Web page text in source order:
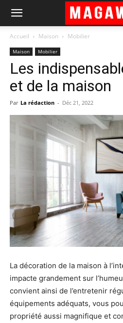
Accueil Maison Mobilier
Maison Mobilier
Les
et de la maison
Par La rédaction - Déc 21, 2022
La décoration de la maison à
impacte grandement sur
convient ainsi de l’entretenir
équipements adéquats, vous
propriété aussi magnifique et